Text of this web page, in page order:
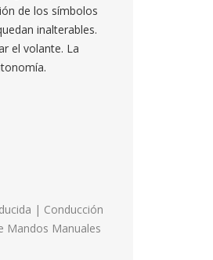
de los símbolos
inalterables.
el volante. La
| Conducción
Mandos Manuales